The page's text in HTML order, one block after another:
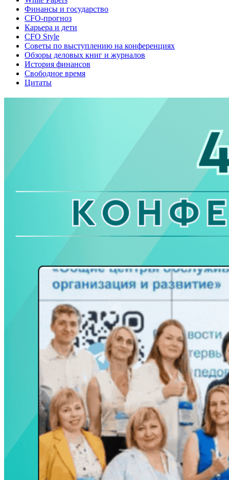
Финансы и государство
CFO-прогноз
Карьера и дети
CFO Style
Советы по выступлению на конференциях
Обзоры деловых книг и журналов
История финансов
Свободное время
Цитаты